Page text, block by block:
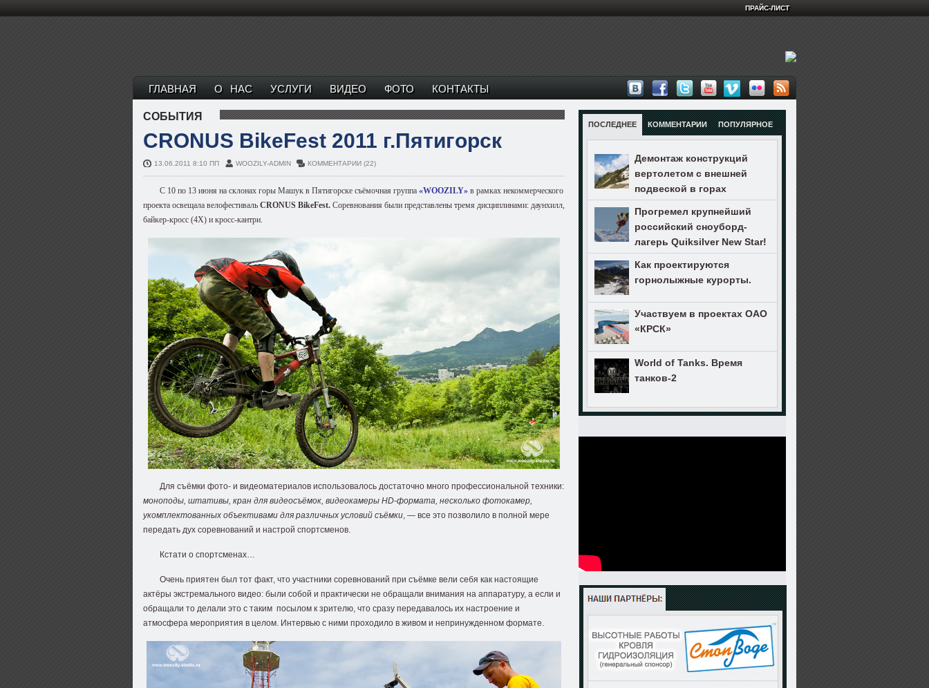
ПРАЙС-ЛИСТ
ГЛАВНАЯ О НАС УСЛУГИ ВИДЕО ФОТО КОНТАКТЫ
СОБЫТИЯ
CRONUS BikeFest 2011 г.Пятигорск
13.06.2011 8:10 ПП WOOZILY-ADMIN КОММЕНТАРИИ (22)
С 10 по 13 июня на склонах горы Машук в Пятигорске съёмочная группа «WOOZILY» в рамках некоммерческого
проекта освещала велофестиваль CRONUS BikeFest. Соревнования были представлены тремя дисциплинами: даунхилл,
байкер-кросс (4X) и кросс-кантри.
Для съёмки фото- и видеоматериалов использовалось достаточно много профессиональной техники:
моноподы, штативы, кран для видеосъёмок, видеокамеры HD-формата, несколько фотокамер,
укомплектованных объективами для различных условий съёмки, — все это позволило в полной мере
передать дух соревнований и настрой спортсменов.
Кстати о спортсменах…
Очень приятен был тот факт, что участники соревнований при съёмке вели себя как настоящие
актёры экстремального видео: были собой и практически не обращали внимания на аппаратуру, а если и
обращали то делали это с таким посылом к зрителю, что сразу передавалось их настроение и
атмосфера мероприятия в целом. Интервью с ними проходило в живом и непринужденном формате.
ПОСЛЕДНЕЕ КОММЕНТАРИИ ПОПУЛЯРНОЕ
Демонтаж конструкций
вертолетом с внешней
подвеской в горах
Прогремел крупнейший
российский сноуборд-
лагерь Quiksilver New Star!
Как проектируются
горнолыжные курорты.
Участвуем в проектах ОАО
«КРСК»
World of Tanks. Время
танков-2